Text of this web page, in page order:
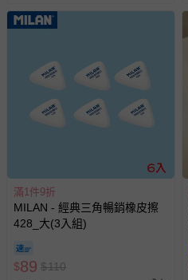
滿1件9折
MILAN - 經典三角暢銷橡皮擦
428_大(3入組)
$89 $110